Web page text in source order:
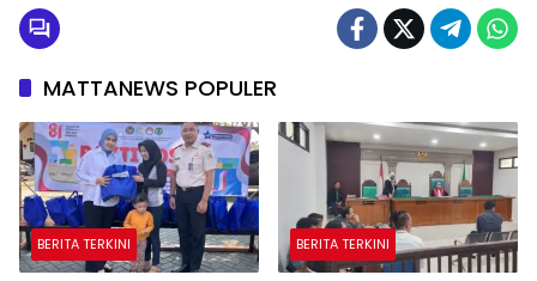
MATTANEWS POPULER
BERITA TERKINI BERITA TERKINI